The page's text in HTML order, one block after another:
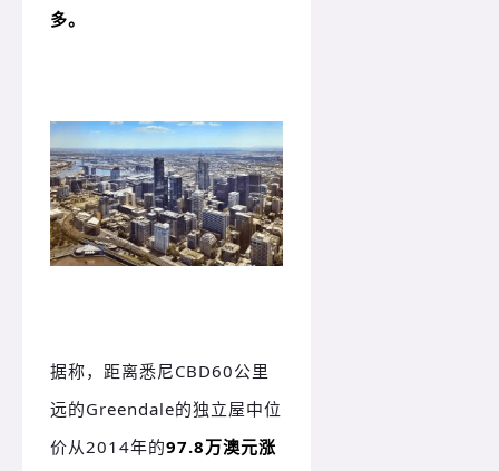
多。
据称，距离悉尼CBD60公里
远的Greendale的独立屋中位
价从2014年的97.8万澳元涨